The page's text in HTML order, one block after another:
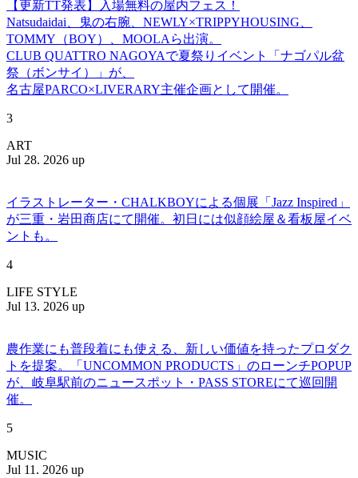
【更新TT発表】入場無料の屋内フェス！
Natsudaidai、鬼の右腕、NEWLY×TRIPPYHOUSING、
TOMMY（BOY）、MOOLAら出演。
CLUB QUATTRO NAGOYAで夏祭りイベント「ナゴパル盆
祭（ボンサイ）」が、
名古屋PARCO×LIVERARY主催企画として開催。
3
ART
Jul 28. 2026 up
イラストレーター・CHALKBOYによる個展「Jazz Inspired」
が三重・岩田商店にて開催。初日には似顔絵屋＆看板屋イベ
ントも。
4
LIFE STYLE
Jul 13. 2026 up
農作業にも普段着にも使える、新しい価値を持ったプロダク
トを提案。「UNCOMMON PRODUCTS」のローンチPOPUP
が、岐阜駅前のニュースポット・PASS STOREにて巡回開
催。
5
MUSIC
Jul 11. 2026 up